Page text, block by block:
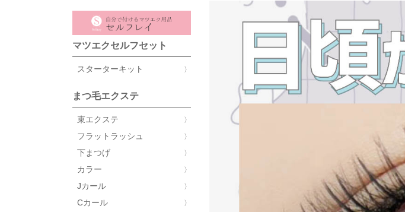
マツエクセルフセット
スターターキット
まつ毛エクステ
束エクステ
フラットラッシュ
下まつげ
カラー
Jカール
Cカール